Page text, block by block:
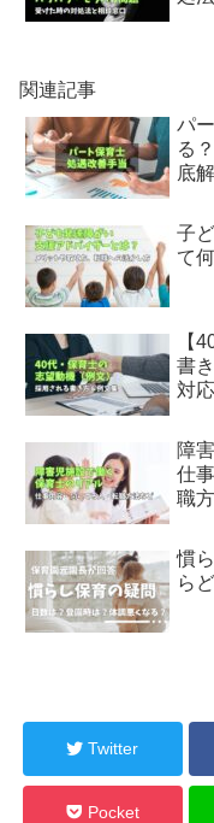
関連記事
パ
る
底
子
て
【
書
対応
障
仕
職
慣
ら
Twitter
Pocket